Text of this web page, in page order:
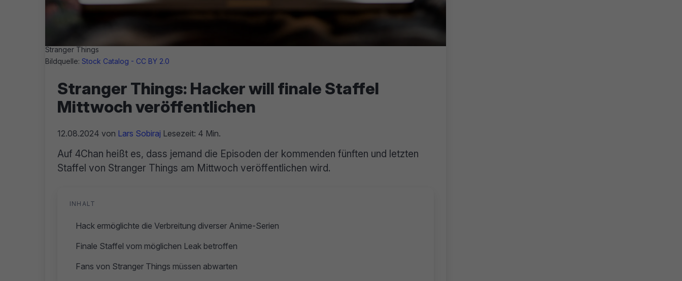
Stranger Things
Bildquelle: Stock Catalog - CC BY 2.0
Stranger Things: Hacker will finale Staffel
Mittwoch veröffentlichen
12.08.2024 von Lars Sobiraj Lesezeit: 4 Min.
Auf 4Chan heißt es, dass jemand die Episoden der kommenden fünften und letzten
Staffel von Stranger Things am Mittwoch veröffentlichen wird.
INHALT
Hack ermöglichte die Verbreitung diverser Anime-Serien
Finale Staffel vom möglichen Leak betroffen
Fans von Stranger Things müssen abwarten